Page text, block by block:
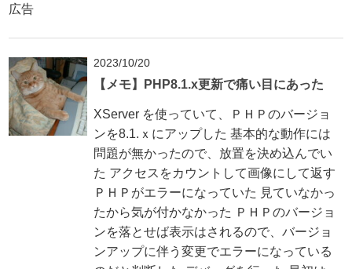
広告
2023/10/20
【メモ】PHP8.1.x更新で痛い目にあった
XServer を使っていて、ＰＨＰのバージョ
ンを8.1.ｘにアップした 基本的な動作には
問題が無かったので、放置を決め込んでい
た アクセスをカウントして画像にして返す
ＰＨＰがエラーになっていた 見ていなかっ
たから気が付かなかった ＰＨＰのバージョ
ンを落とせば表示はされるので、バージョ
ンアップに伴う変更でエラーになっている